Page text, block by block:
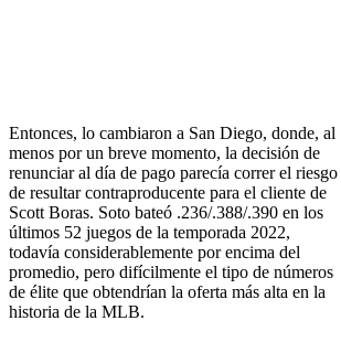
Entonces, lo cambiaron a San Diego, donde, al
menos por un breve momento, la decisión de
renunciar al día de pago parecía correr el riesgo
de resultar contraproducente para el cliente de
Scott Boras. Soto bateó .236/.388/.390 en los
últimos 52 juegos de la temporada 2022,
todavía considerablemente por encima del
promedio, pero difícilmente el tipo de números
de élite que obtendrían la oferta más alta en la
historia de la MLB.